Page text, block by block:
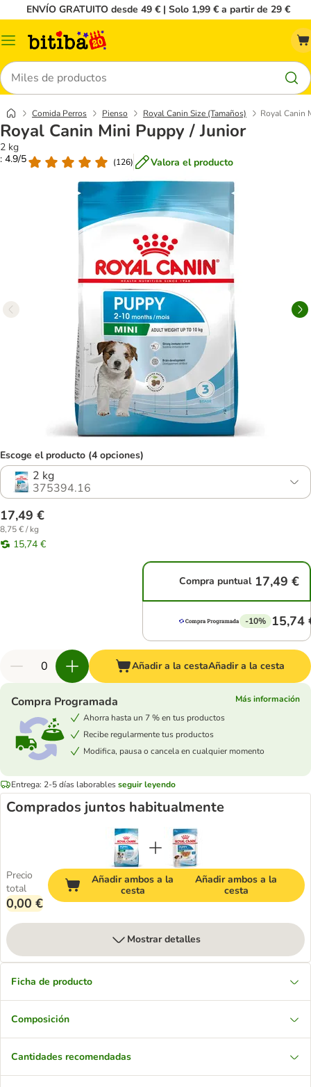
ENVÍO GRATUITO desde 49 € | Solo 1,99 € a partir de 29 €
Menú
Buscar
Comida Perros Pienso Royal Canin Size (Tamaños) Royal Canin
Royal Canin Mini Puppy / Junior
2 kg
: 4.9/5
(126) Valora el producto
Escoge el producto (4 opciones)
2 kg
375394.16
17,49 €
8,75 € / kg
15,74 €
Compra puntual 17,49 €
-10% 15,74
Añadir a la cestaAñadir a la cesta
Compra Programada
Más información
Ahorra hasta un 7 % en tus productos
Recibe regularmente tus productos
Modifica, pausa o cancela en cualquier momento
Entrega: 2-5 días laborablesseguir leyendo
Comprados juntos habitualmente
Precio
total
0,00 €
Añadir ambos a la
cesta
Añadir ambos a la
cesta
Mostrar detalles
Ficha de producto
Composición
Cantidades recomendadas